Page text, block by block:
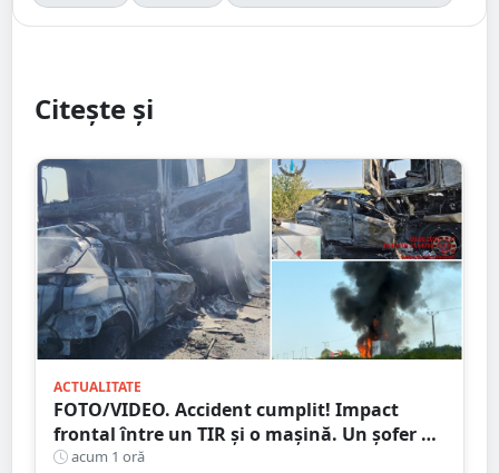
Citește și
ACTUALITATE
FOTO/VIDEO. Accident cumplit! Impact
frontal între un TIR și o mașină. Un șofer a
murit carbonizat
acum 1 oră